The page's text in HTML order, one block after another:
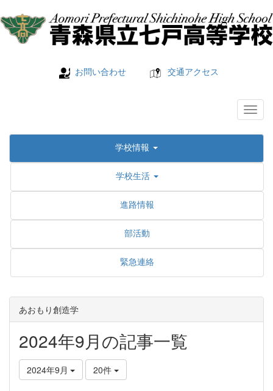
お問い合わせ 交通アクセス
学校情報
学校生活
進路情報
部活動
緊急連絡
あおもり創造学
2024年9月の記事一覧
2024年9月 20件